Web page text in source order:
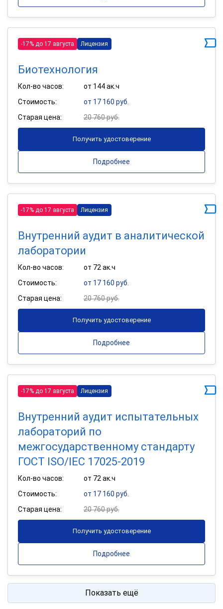
-17% до 17 августа Лицензия
Биотехнология
Кол-во часов:
от 144 ак.ч
Стоимость:
от 17 160 руб.
Старая цена:
20 760 руб.
Получить удостоверение
Подробнее
-17% до 17 августа Лицензия
Внутренний аудит в аналитической
лаборатории
Кол-во часов:
от 72 ак.ч
Стоимость:
от 17 160 руб.
Старая цена:
20 760 руб.
Получить удостоверение
Подробнее
-17% до 17 августа Лицензия
Внутренний аудит испытательных
лабораторий по
межгосударственному стандарту
ГОСТ ISO/IEC 17025-2019
Кол-во часов:
от 72 ак.ч
Стоимость:
от 17 160 руб.
Старая цена:
20 760 руб.
Получить удостоверение
Подробнее
Показать ещё